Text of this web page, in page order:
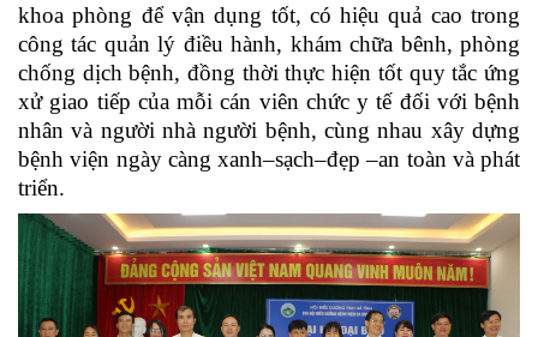
khoa phòng để vận dụng tốt, có hiệu quả cao trong
công tác quản lý điều hành, khám chữa bênh, phòng
chống dịch bệnh, đồng thời thực hiện tốt quy tắc ứng
xử giao tiếp của mỗi cán viên chức y tế đối với bệnh
nhân và người nhà người bệnh, cùng nhau xây dựng
bệnh viện ngày càng xanh–sạch–đẹp –an toàn và phát
triển.